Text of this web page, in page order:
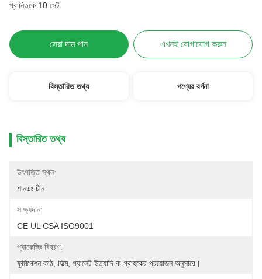
প্রান্তিকে 10 সেট
সেরা দাম পান এখনই যোগাযোগ করুন
বিস্তারিত তথ্য পণ্যের বর্ণনা
বিস্তারিত তথ্য
উৎপত্তি স্থল:
শানডং চীন
সাক্ষ্যদান:
CE UL CSA ISO9001
প্যাকেজিং বিবরণ:
ফুমিগেশন কাঠ, ফিল্ম, প্যালেট ইত্যাদি বা গ্রাহকের প্রয়োজন অনুসারে।